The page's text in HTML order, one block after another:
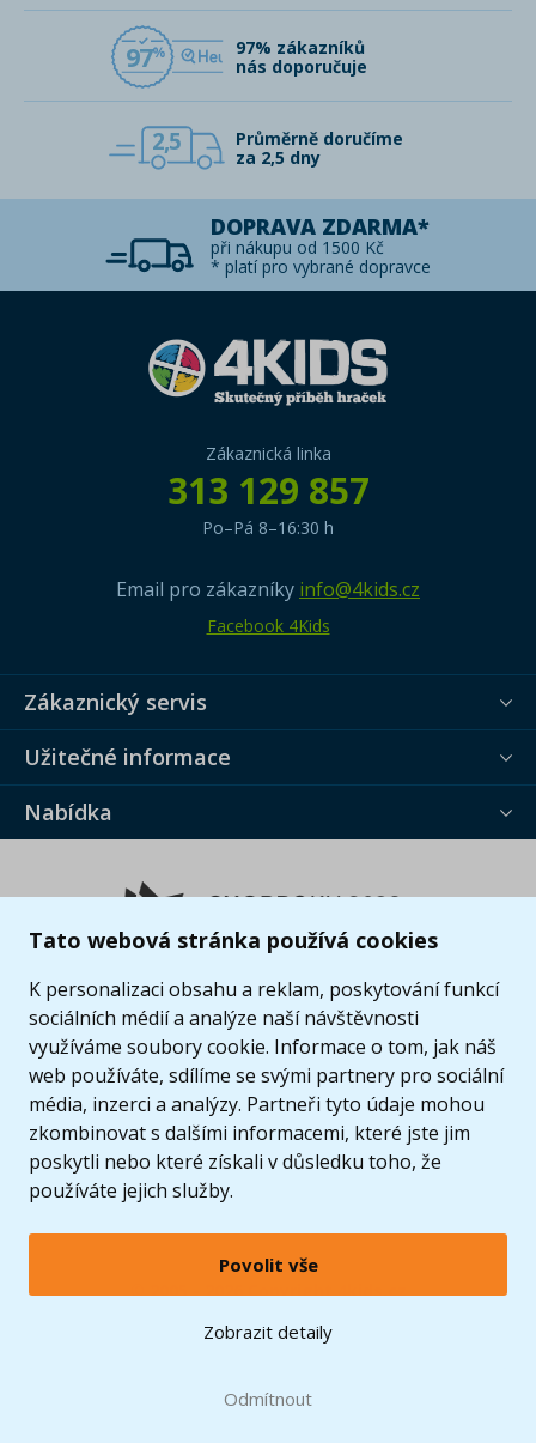
Tato webová stránka používá cookies
K personalizaci obsahu a reklam, poskytování funkcí
sociálních médií a analýze naší návštěvnosti
využíváme soubory cookie. Informace o tom, jak náš
web používáte, sdílíme se svými partnery pro sociální
média, inzerci a analýzy. Partneři tyto údaje mohou
zkombinovat s dalšími informacemi, které jste jim
poskytli nebo které získali v důsledku toho, že
používáte jejich služby.
Povolit vše
Zobrazit detaily
Odmítnout
97
97% zákazníků
nás doporučuje
2,5
Průměrně doručíme
za 2,5 dny
DOPRAVA ZDARMA*
při nákupu od 1500 Kč
* platí pro vybrané dopravce
Zákaznická linka
313 129 857
Po–Pá 8–16:30 h
Email pro zákazníky info@4kids.cz
Facebook 4Kids
Zákaznický servis
Užitečné informace
Nabídka
© 2005 - 2026 Copyright 4kids.cz
LEGO, logo LEGO a minifigurka jsou ochrannými známkami společnosti LEGO Group. ©
2024 The LEGO Group.
Zobrazit verzi pro desktop
při nákupu od